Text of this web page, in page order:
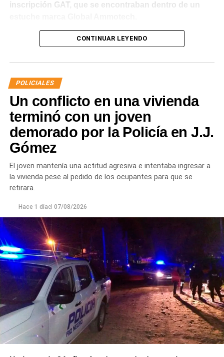
inscripción GAT, que se encontraban dentro de un
Tras el hallazgo, se dio intervención a la Fiscalía N° 6,
calidad de secuestro y queden a disposición de la
CONTINUAR LEYENDO
POLICIALES
Un conflicto en una vivienda
terminó con un joven
demorado por la Policía en J.J.
Gómez
El joven mantenía una actitud agresiva e intentaba ingresar a
la vivienda pese al pedido de los ocupantes para que se
retirara.
Hace 1 díael 07/08/2026